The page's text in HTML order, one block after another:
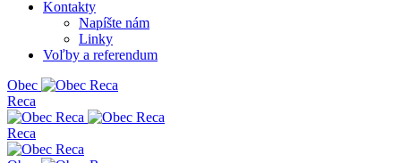
Kontakty
Napíšte nám
Linky
Voľby a referendum
Obec
Reca
Reca